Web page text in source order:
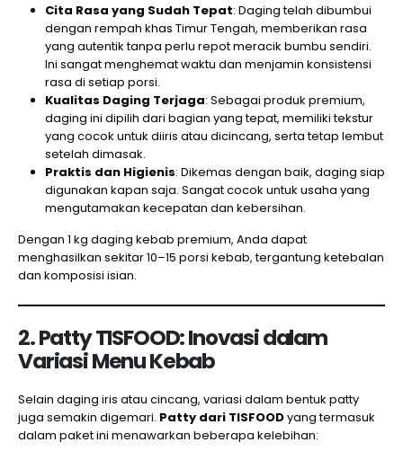
Cita Rasa yang Sudah Tepat: Daging telah dibumbui
dengan rempah khas Timur Tengah, memberikan rasa
yang autentik tanpa perlu repot meracik bumbu sendiri.
Ini sangat menghemat waktu dan menjamin konsistensi
rasa di setiap porsi.
Kualitas Daging Terjaga: Sebagai produk premium,
daging ini dipilih dari bagian yang tepat, memiliki tekstur
yang cocok untuk diiris atau dicincang, serta tetap lembut
setelah dimasak.
Praktis dan Higienis: Dikemas dengan baik, daging siap
digunakan kapan saja. Sangat cocok untuk usaha yang
mengutamakan kecepatan dan kebersihan.
Dengan 1 kg daging kebab premium, Anda dapat
menghasilkan sekitar 10–15 porsi kebab, tergantung ketebalan
dan komposisi isian.
2. Patty TISFOOD: Inovasi dalam
Variasi Menu Kebab
Selain daging iris atau cincang, variasi dalam bentuk patty
juga semakin digemari. Patty dari TISFOODyang termasuk
dalam paket ini menawarkan beberapa kelebihan: